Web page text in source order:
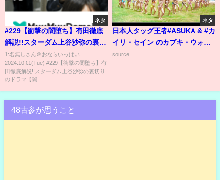
ネタ
#229【衝撃の闇堕ち】有田徹底
解説!!スターダム上谷沙弥の裏切
りのドラマ【闇に落ちた不死
鳥】
1:名無しさん＠おならいっぱい
2024.10.01(Tue) #229【衝撃の闇堕ち】有
田徹底解説!!スターダム上谷沙弥の裏切り
のドラマ【闇...
ネタ
日本人タッグ王者#ASUKA & #カ
イリ・セイン のカブキ・ウォリ
アーズが“筋肉コンビ”ビアンカ
source...
48古参が思うこと